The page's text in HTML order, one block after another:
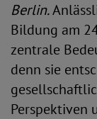
Berlin.
Bildung am
zentrale
denn sie
Perspektiven